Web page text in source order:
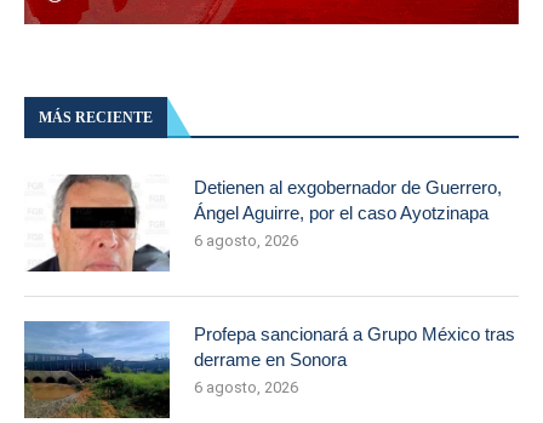
MÁS RECIENTE
Detienen al exgobernador de Guerrero,
Ángel Aguirre, por el caso Ayotzinapa
6 agosto, 2026
Profepa sancionará a Grupo México tras
derrame en Sonora
6 agosto, 2026